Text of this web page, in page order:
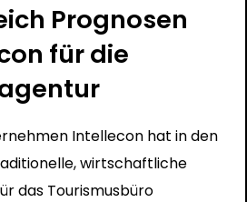
Prognosen
für die
Intellecon hat in den
wirtschaftliche
das Tourismusbüro